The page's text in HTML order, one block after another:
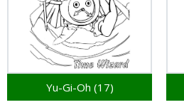
Yu-Gi-Oh (17)